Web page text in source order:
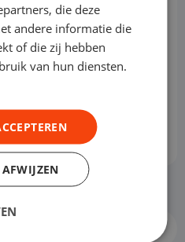
uit de
die deze
andere informatie die
of die zij hebben
van hun diensten.